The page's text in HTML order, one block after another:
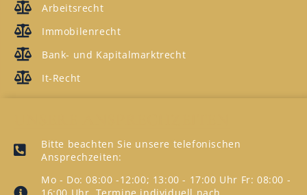
Arbeitsrecht
Immobilenrecht
Bank- und Kapitalmarktrecht
It-Recht
Bitte beachten Sie unsere telefonischen
Ansprechzeiten:
Mo - Do: 08:00 -12:00; 13:00 - 17:00 Uhr Fr: 08:00 -